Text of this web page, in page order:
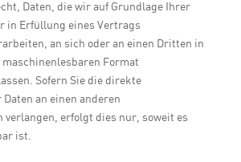
Daten, die wir auf Grundlage Ihrer
in Erfüllung eines Vertrags
an sich oder an einen Dritten in
Format
Sofern Sie die direkte
an einen anderen
verlangen, erfolgt dies nur, soweit es
ist.